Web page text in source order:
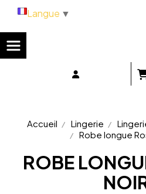
Accueil Lingerie
Robe longue
ROBE
Langue ▼